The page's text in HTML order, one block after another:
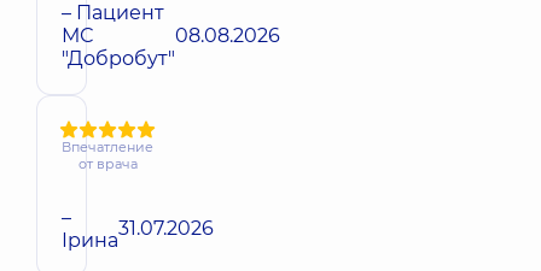
– Пациент
МС
"Добробут"
08.08.2026
Впечатление
от врача
–
Ірина31.07.2026